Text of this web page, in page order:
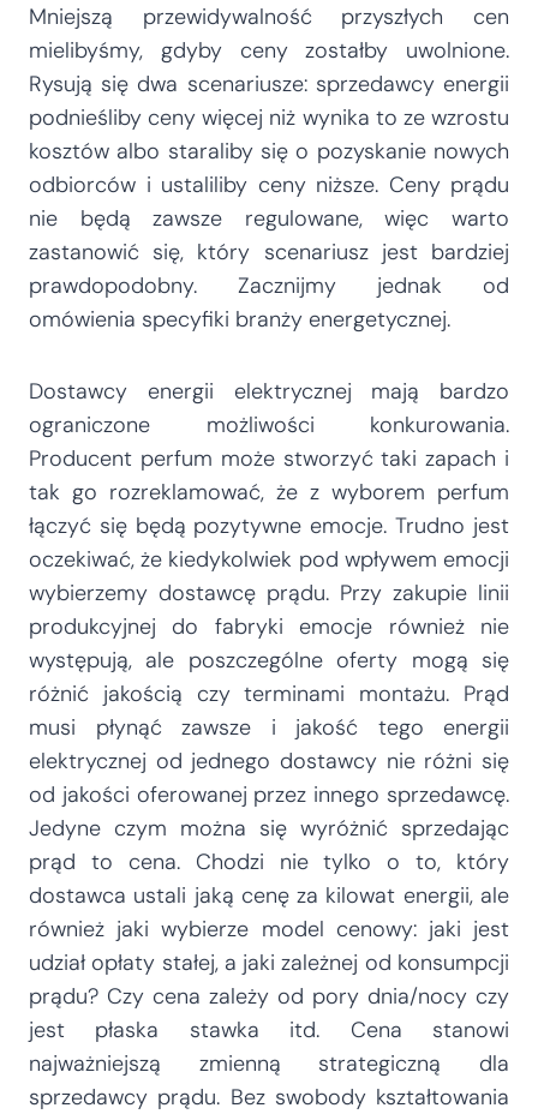
Mniejszą przewidywalność przyszłych cen
mielibyśmy, gdyby ceny zostałby uwolnione.
Rysują się dwa scenariusze: sprzedawcy energii
podnieśliby ceny więcej niż wynika to ze wzrostu
kosztów albo staraliby się o pozyskanie nowych
odbiorców i ustaliliby ceny niższe. Ceny prądu
nie będą zawsze regulowane, więc warto
zastanowić się, który scenariusz jest bardziej
prawdopodobny. Zacznijmy jednak od
omówienia specyfiki branży energetycznej.
Dostawcy energii elektrycznej mają bardzo
ograniczone możliwości konkurowania.
Producent perfum może stworzyć taki zapach i
tak go rozreklamować, że z wyborem perfum
łączyć się będą pozytywne emocje. Trudno jest
oczekiwać, że kiedykolwiek pod wpływem emocji
wybierzemy dostawcę prądu. Przy zakupie linii
produkcyjnej do fabryki emocje również nie
występują, ale poszczególne oferty mogą się
różnić jakością czy terminami montażu. Prąd
musi płynąć zawsze i jakość tego energii
elektrycznej od jednego dostawcy nie różni się
od jakości oferowanej przez innego sprzedawcę.
Jedyne czym można się wyróżnić sprzedając
prąd to cena. Chodzi nie tylko o to, który
dostawca ustali jaką cenę za kilowat energii, ale
również jaki wybierze model cenowy: jaki jest
udział opłaty stałej, a jaki zależnej od konsumpcji
prądu? Czy cena zależy od pory dnia/nocy czy
jest płaska stawka itd. Cena stanowi
najważniejszą zmienną strategiczną dla
sprzedawcy prądu. Bez swobody kształtowania